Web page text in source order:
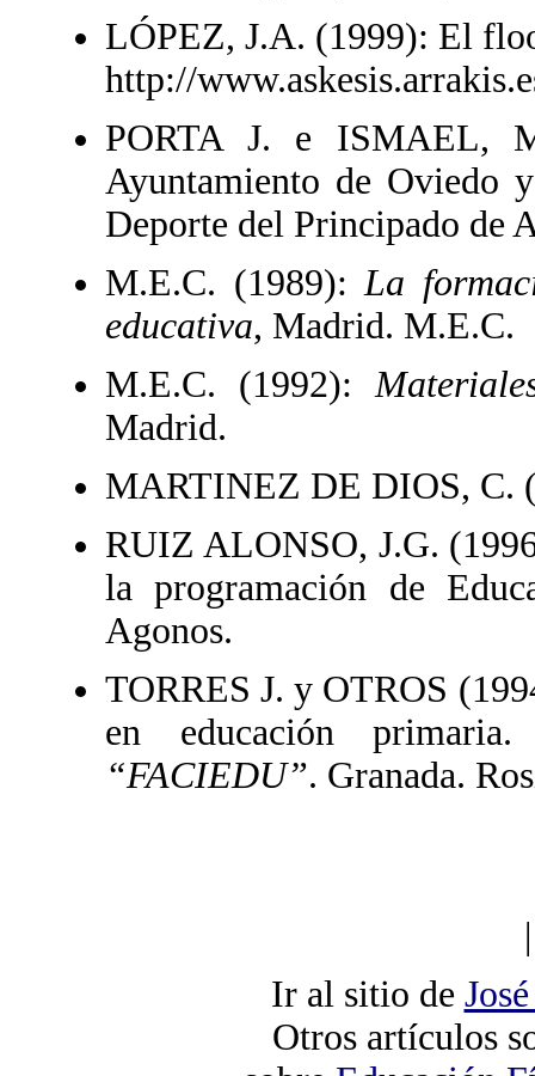
LÓPEZ, J.A. (1999): El
http://
PORTA J. e ISMAEL,
Ayuntamiento de Oviedo
Deporte del Principado de
M.E.C. (1989): La
educativa, Madrid. M.E.C.
M.E.C. (1992):
Madrid.
MARTINEZ DE DIOS, C.
RUIZ ALONSO, J.G.
la programación de
Agonos.
TORRES J. y OTROS
en educación
“FACIEDU”. Granada.
Ir al sitio de
Otros artículos